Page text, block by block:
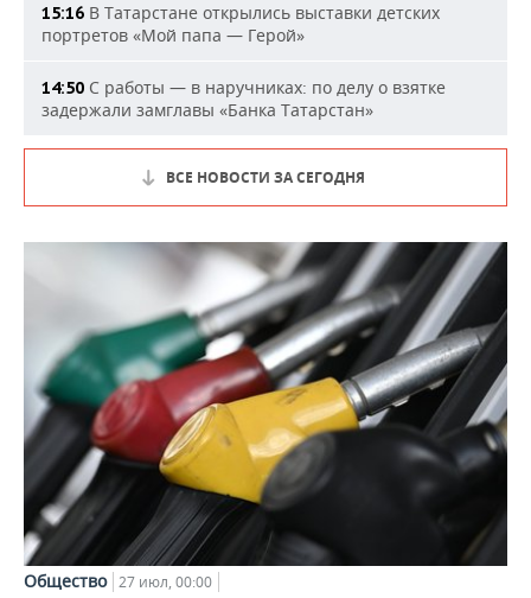
15:16 В Татарстане открылись выставки детских
портретов «Мой папа — Герой»
14:50 С работы — в наручниках: по делу о взятке
задержали замглавы «Банка Татарстан»
ВСЕ НОВОСТИ ЗА СЕГОДНЯ
Общество 27 июл, 00:00